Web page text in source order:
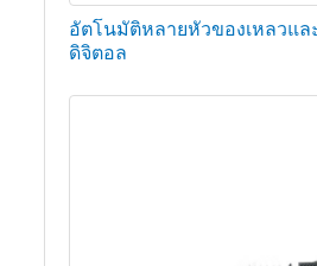
อัตโนมัติหลายหัวของเหลวแล
ดิจิตอล